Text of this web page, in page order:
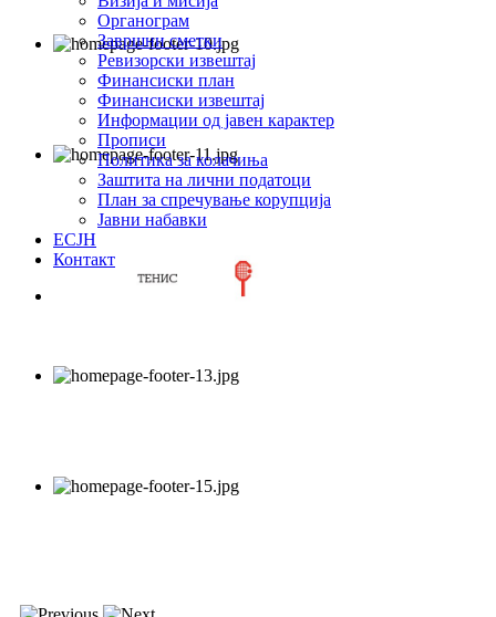
Органограм
Завршни сметки
Ревизорски извештај
Финансиски план
Финансиски извештај
Информации од јавен карактер
Прописи
Политика за колачиња
Заштита на лични податоци
План за спречување корупција
Јавни набавки
ЕСЈН
Контакт